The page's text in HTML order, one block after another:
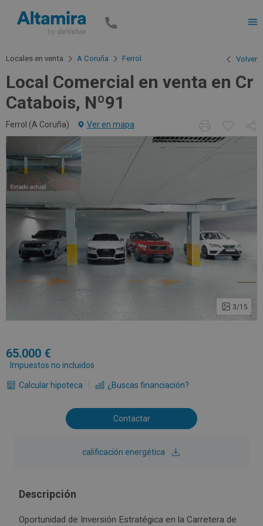
Locales en venta A Coruña Ferrol Volver
Local Comercial en venta en Cr
Catabois, Nº91
Ferrol (A Coruña) Ver en mapa
3/15
65.000
Impuestos no incluidos
Calcular hipoteca ¿Buscas financiación?
Contactar
calificación energética
Descripción
Oportunidad de Inversión Estratégica en la Carretera de